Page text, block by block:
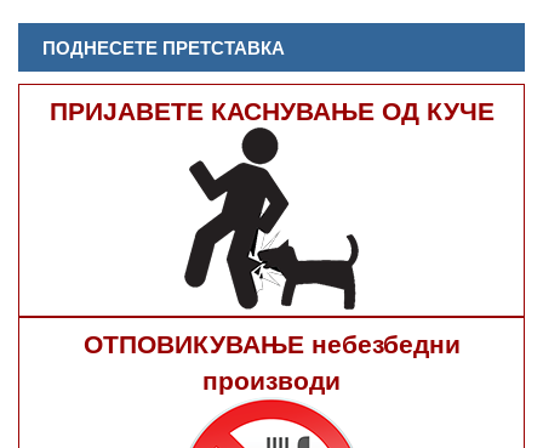
ПОДНЕСЕТЕ ПРЕТСТАВКА
ПРИЈАВЕТЕ КАСНУВАЊЕ ОД КУЧЕ
ОТПОВИКУВАЊЕ небезбедни
производи